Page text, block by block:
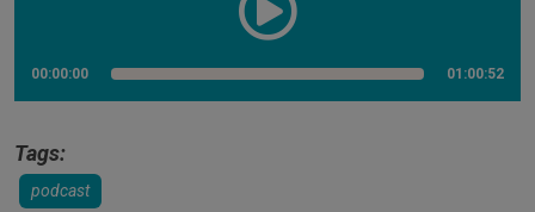
00:00:00 01:00:52
Tags:
podcast